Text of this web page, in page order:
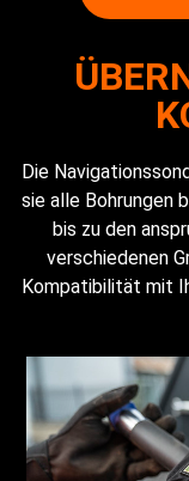
Die
sie alle Bohrungen
bis zu den
verschiedenen
Kompatibilität mit